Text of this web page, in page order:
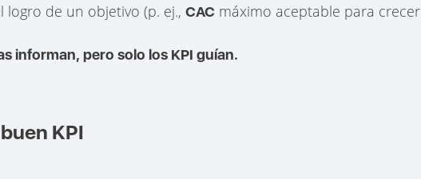
logro de un objetivo (p. ej.,CAC máximo aceptable para crecer
informan, pero solo los KPI guían.
KPI